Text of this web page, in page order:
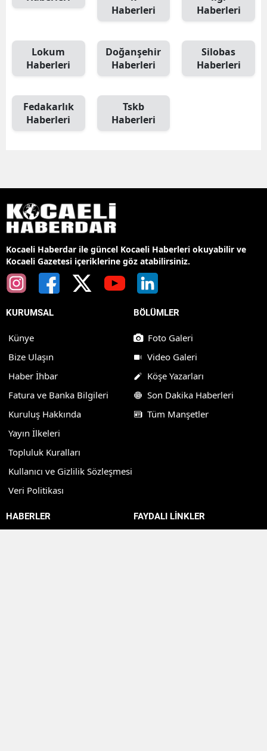
Haberleri
Haberleri
Lokum
Haberleri
Doğanşehir
Haberleri
Silobas
Haberleri
Fedakarlık
Haberleri
Tskb
Haberleri
Kocaeli Haberdar ile güncel Kocaeli Haberleri okuyabilir ve
Kocaeli Gazetesi içeriklerine göz atabilirsiniz.
KURUMSAL
Künye
Bize Ulaşın
Haber İhbar
Fatura ve Banka Bilgileri
Kuruluş Hakkında
Yayın İlkeleri
Topluluk Kuralları
Kullanıcı ve Gizlilik Sözleşmesi
Veri Politikası
BÖLÜMLER
Foto Galeri
Video Galeri
Köşe Yazarları
Son Dakika Haberleri
Tüm Manşetler
HABERLER FAYDALI LİNKLER